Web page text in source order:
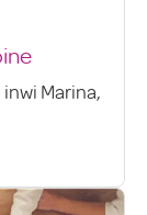
inwi Marina,